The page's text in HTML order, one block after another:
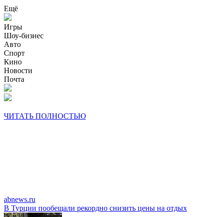
Ещё
Игры
Шоу-бизнес
Авто
Спорт
Кино
Новости
Почта
ЧИТАТЬ ПОЛНОСТЬЮ
abnews.ru
В Турции пообещали рекордно снизить цены на отдых